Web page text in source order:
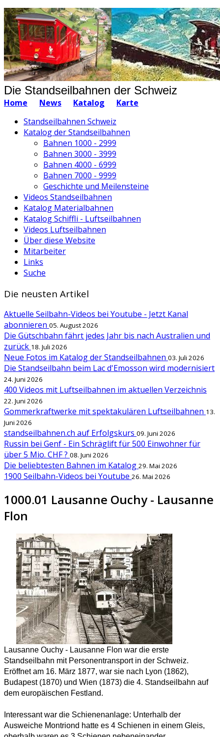
Die Standseilbahnen der Schweiz
Home News Katalog
Karte
Standseilbahnen Schweiz
Katalog der Standseilbahnen
Bahnen 1000 - 2999
Bahnen 3000 - 3999
Bahnen 4000 - 6999
Bahnen 7000 - 9999
Geschichte und Meilensteine
Videos Standseilbahnen
Katalog Materialbahnen
Katalog Schiffli - Luftseilbahnen
Videos Luftseilbahnen
Über diese Website
Mitarbeiter
Links
Suche
Die neusten Artikel
Aktuelle Seilbahn-Videos bei Youtube - Jetzt Kanal
abonnieren 05. August 2026
Die Gütschbahn fährt jedes Jahr bis nach Australien und
zurück 18. Juli 2026
Neue Fotos im Katalog der Standseilbahnen 03. Juli 2026
Die Standseilbahn beim Lac d'Emosson wird modernisiert
24. Juni 2026
400 Videos mit Luftseilbahnen im aktuellen Verzeichnis
22. Juni 2026
Gommerkraftwerke mit spektakulären Luftseilbahnen 13.
Juni 2026
standseilbahnen.ch auf Erfolgskurs 09. Juni 2026
Russin bei Genf - Ein Schräglift für 500 Einwohner für
über 5 Mio. CHF ? 08. Juni 2026
Die beliebtesten Bahnen im Katalog 29. Mai 2026
1900 Seilbahn-Videos bei Youtube 26. Mai 2026
1000.01 Lausanne Ouchy - Lausanne
Flon
Lausanne Ouchy - Lausanne Flon war die erste
Standseilbahn mit Personentransport in der Schweiz.
Eröffnet am 16. März 1877, war sie nach Lyon (1862),
Budapest (1870) und Wien (1873) die 4. Standseilbahn auf
dem europäischen Festland.
Interessant war die Schienenanlage: Unterhalb der
Ausweiche Montriond hatte es 4 Schienen in einem Gleis,